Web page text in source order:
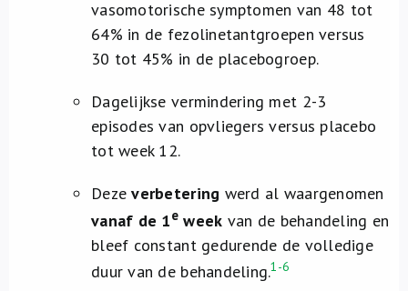
vasomotorische symptomen van 48 tot
64% in de fezolinetantgroepen versus
30 tot 45% in de placebogroep.
Dagelijkse vermindering met 2-3
episodes van opvliegers versus placebo
tot week 12.
Dezeverbetering werd al waargenomen
vanaf de 1eweek van de behandeling en
bleef constant gedurende de volledige
duur van de behandeling.1-6